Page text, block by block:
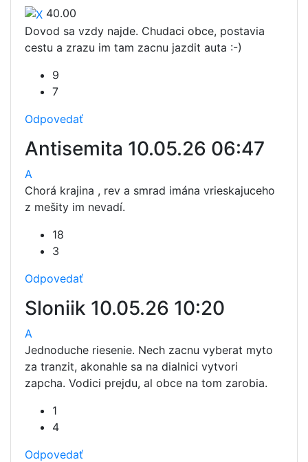
40.00
Dovod sa vzdy najde. Chudaci obce, postavia
cestu a zrazu im tam zacnu jazdit auta :-)
9
7
Odpovedať
Antisemita 10.05.26 06:47
A
Chorá krajina , rev a smrad imána vrieskajuceho
z mešity im nevadí.
18
3
Odpovedať
Sloniik 10.05.26 10:20
A
Jednoduche riesenie. Nech zacnu vyberat myto
za tranzit, akonahle sa na dialnici vytvori
zapcha. Vodici prejdu, al obce na tom zarobia.
1
4
Odpovedať